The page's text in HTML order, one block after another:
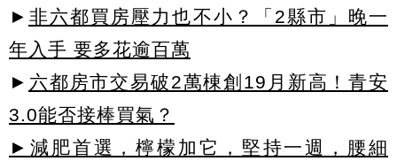
► 非六都買房壓力也不小？「2縣市」晚一
年入手 要多花逾百萬
► 六都房市交易破2萬棟創19月新高！青安
3.0能否接棒買氣？
►減肥首選，檸檬加它，堅持一週，腰細